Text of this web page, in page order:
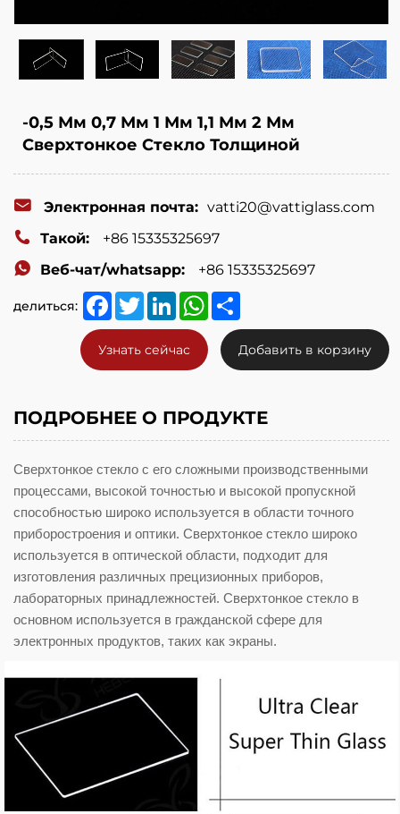
and
high
-0,5 Мм 0,7 Мм 1 Мм 1,1 Мм 2 Мм
Сверхтонкое Стекло Толщиной
Электронная почта: vatti20@vattiglass.com
Такой:
+86 15335325697
Веб-чат/whatsapp:
+86 15335325697
делиться: FacebookTwitterLinkedInWhatsApp
Узнать сейчас Добавить в корзину
ПОДРОБНЕЕ О ПРОДУКТЕ
Сверхтонкое стекло с его сложными производственными
процессами, высокой точностью и высокой пропускной
способностью широко используется в области точного
приборостроения и оптики. Сверхтонкое стекло широко
используется в оптической области, подходит для
изготовления различных прецизионных приборов,
лабораторных принадлежностей. Сверхтонкое стекло в
основном используется в гражданской сфере для
электронных продуктов, таких как экраны.